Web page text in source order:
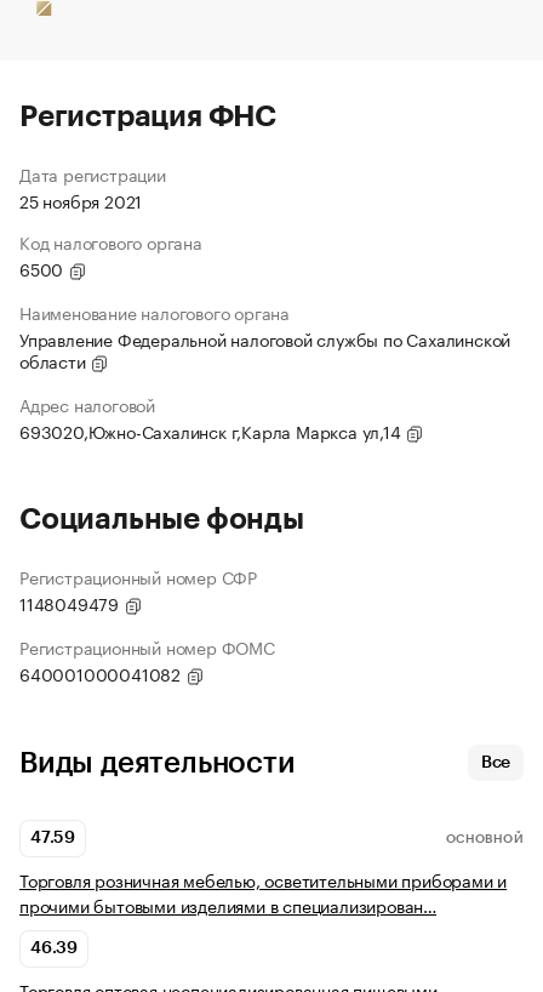
Регистрация ФНС
Дата регистрации
25 ноября 2021
Код налогового органа
6500
Наименование налогового органа
Управление Федеральной налоговой службы по Сахалинской
области
Адрес налоговой
693020,Южно-Сахалинск г,Карла Маркса ул,14
Социальные фонды
Регистрационный номер СФР
1148049479
Регистрационный номер ФОМС
640001000041082
Виды деятельности Все
47.59 ОСНОВНОЙ
Торговля розничная мебелью, осветительными приборами и
прочими бытовыми изделиями в специализирован…
46.39